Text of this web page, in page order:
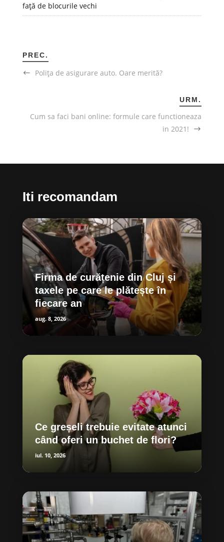
față de blocurile vechi
PREC.
Poliţa de asigurare auto. Oare merită?
URM.
Cum sa faci bani online: formule care functioneaza
in 2021!
Iti recomandam
Firma de curățenie din Cluj și
taxele pe care le plătește în
fiecare an
aug. 8, 2026
Ce greșeli trebuie evitate atunci
când oferi un buchet de flori?
iul. 10, 2026